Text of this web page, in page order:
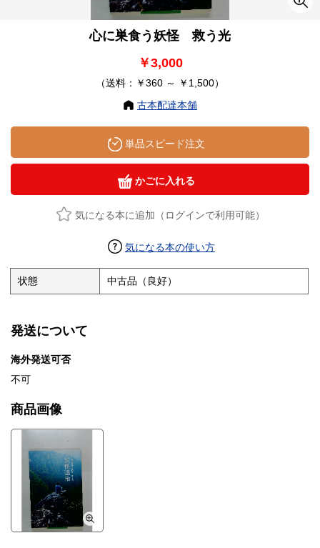
心に巣食う妖怪 救う光
￥3,000
（送料：￥360 ～ ￥1,500）
古本配達本舗
単品スピード注文
かごに入れる
気になる本に追加（ログインで利用可能）
気になる本の使い方
状態 中古品（良好）
発送について
海外発送可否
不可
商品画像